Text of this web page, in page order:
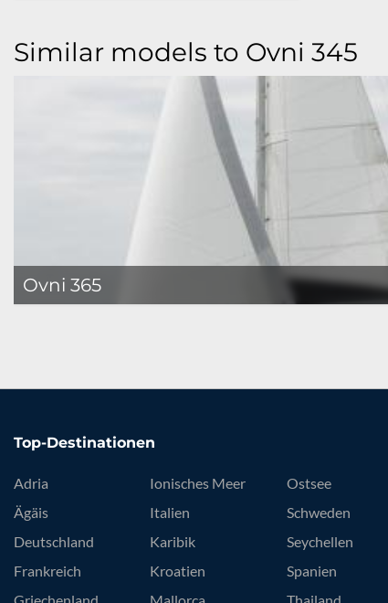
Similar models to Ovni 345
Ovni 365
Top-Destinationen
Adria
Ägäis
Deutschland
Frankreich
Ionisches Meer
Italien
Karibik
Kroatien
Ostsee
Schweden
Seychellen
Spanien